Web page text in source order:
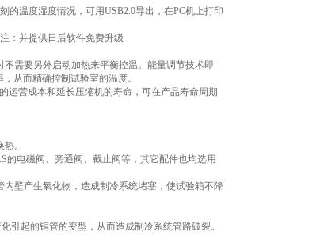
的温度湿度情况，可用USB2.0导出，在PC机上打印
：并提供日后软件免费升级
需要另外启动加热来平衡控温。能量调节技术即
从而精确控制试验室的温度。
运营成本和延长压缩机的寿命，可在产品寿命周期
。
电磁阀、旁通阀、截止阀等，其它配件也均选用
壁产生氧化物，造成制冷系统堵塞，使试验箱不降
引起的铜管的变型，从而造成制冷系统管路破裂。